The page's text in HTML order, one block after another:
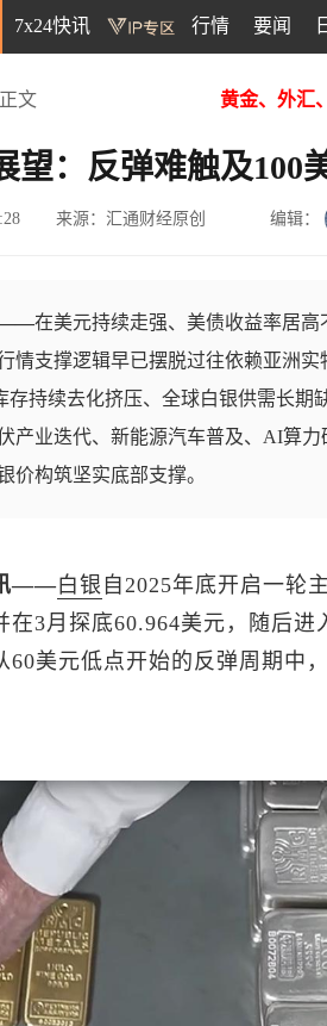
7x24快讯 行情 要闻
正文 黄金、外汇
望：反弹难触及100
来源：汇通财经原创 编辑：
——在美元持续走强、美债收益率居
情支撑逻辑早已摆脱过往依赖亚洲
存持续去化挤压、全球白银供需长期
产业迭代、新能源汽车普及、AI算
价构筑坚实底部支撑。
——白银 自2025年底开启一轮
在3月探底60.964美元，随后
60美元低点开始的反弹周期中